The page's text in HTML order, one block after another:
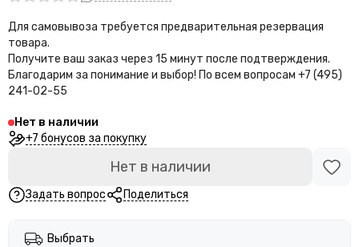
Для самовывоза требуется предварительная резервация
товара.
Получите ваш заказ через 15 минут после подтверждения.
Благодарим за понимание и выбор! По всем вопросам +7 (495)
241-02-55
Нет в наличии
+7 бонусов за покупку
Нет в наличии
Задать вопрос Поделиться
Выбрать